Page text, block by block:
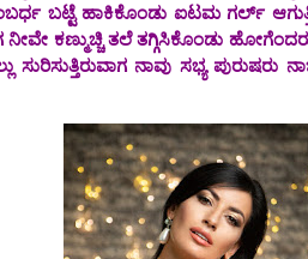
ಬಟ್ಟೆ ಹಾಕಿಕೊಂಡು ಐಟಮ ಗರ್ಲ್
ಕಣ್ಮುಚ್ಚಿ ತಲೆ ತಗ್ಗಿಸಿಕೊಂಡು
ಸುರಿಸುತ್ತಿರುವಾಗ ನಾವು ಸಭ್ಯ